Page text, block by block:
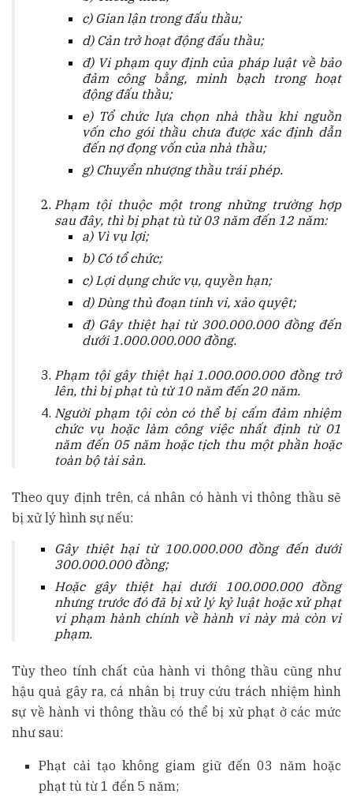
c) Gian lận trong đấu thầu;
d) Cản trở hoạt động đấu thầu;
đ) Vi phạm quy định của pháp luật về bảo
đảm công bằng, minh bạch trong hoạt
động đấu thầu;
e) Tổ chức lựa chọn nhà thầu khi nguồn
vốn cho gói thầu chưa được xác định dẫn
đến nợ đọng vốn của nhà thầu;
g) Chuyển nhượng thầu trái phép.
Phạm tội thuộc một trong những trường hợp
sau đây, thì bị phạt tù từ 03 năm đến 12 năm:
a) Vì vụ lợi;
b) Có tổ chức;
c) Lợi dụng chức vụ, quyền hạn;
d) Dùng thủ đoạn tinh vi, xảo quyệt;
đ) Gây thiệt hại từ 300.000.000 đồng đến
dưới 1.000.000.000 đồng.
Phạm tội gây thiệt hại 1.000.000.000 đồng trở
lên, thì bị phạt tù từ 10 năm đến 20 năm.
Người phạm tội còn có thể bị cấm đảm nhiệm
chức vụ hoặc làm công việc nhất định từ 01
năm đến 05 năm hoặc tịch thu một phần hoặc
toàn bộ tài sản.
Theo quy định trên, cá nhân có hành vi thông thầu sẽ
bị xử lý hình sự nếu:
Gây thiệt hại từ 100.000.000 đồng đến dưới
300.000.000 đồng;
Hoặc gây thiệt hại dưới 100.000.000 đồng
nhưng trước đó đã bị xử lý kỷ luật hoặc xử phạt
vi phạm hành chính về hành vi này mà còn vi
phạm.
Tùy theo tính chất của hành vi thông thầu cũng như
hậu quả gây ra, cá nhân bị truy cứu trách nhiệm hình
sự về hành vi thông thầu có thể bị xử phạt ở các mức
như sau:
Phạt cải tạo không giam giữ đến 03 năm hoặc
phạt tù từ 1 đến 5 năm;